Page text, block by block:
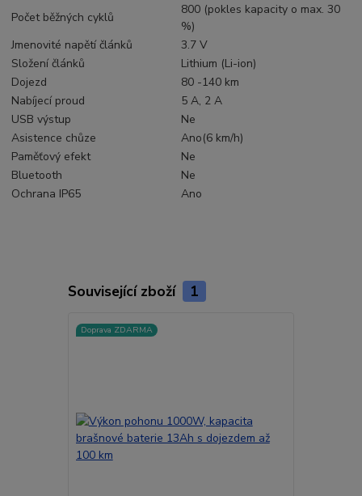
Počet běžných cyklů
800 (pokles kapacity o max. 30
%)
Jmenovité napětí článků
3.7 V
Složení článků
Lithium (Li-ion)
Dojezd
80 -140 km
Nabíjecí proud
5 A, 2 A
USB výstup
Ne
Asistence chůze
Ano(6 km/h)
Paměťový efekt
Ne
Bluetooth
Ne
Ochrana IP65
Ano
Související zboží 1
Doprava ZDARMA